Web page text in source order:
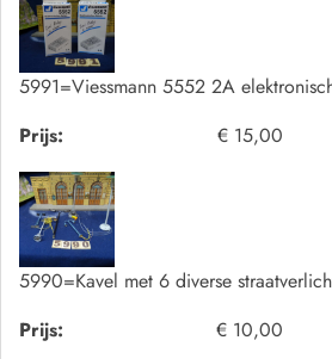
5991=Viessmann 5552 2A
Prijs:
€ 15,00
5990=Kavel met 6 diverse
Prijs:
€ 10,00